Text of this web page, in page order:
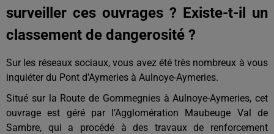
surveiller ces ouvrages ? Existe-t-il un
classement de dangerosité ?
Sur les réseaux sociaux, vous avez été très nombreux à vous
inquiéter du Pont d’Aymeries à Aulnoye-Aymeries.
Situé sur la Route de Gommegnies à Aulnoye-Aymeries, cet
ouvrage est géré par l’Agglomération Maubeuge Val de
Sambre, qui a procédé à des travaux de renforcement